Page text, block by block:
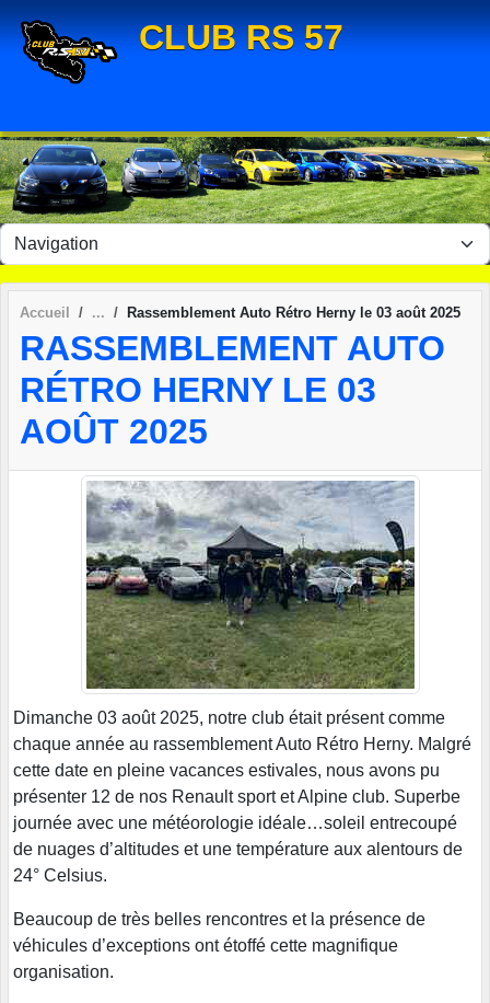
CLUB RS 57
Accueil Rassemblement Auto Rétro Herny le 03 août 2025
RASSEMBLEMENT AUTO
RÉTRO HERNY LE 03
AOÛT 2025
Dimanche 03 août 2025, notre club était présent comme
chaque année au rassemblement Auto Rétro Herny. Malgré
cette date en pleine vacances estivales, nous avons pu
présenter 12 de nos Renault sport et Alpine club. Superbe
journée avec une météorologie idéale…soleil entrecoupé
de nuages d’altitudes et une température aux alentours de
24° Celsius.
Beaucoup de très belles rencontres et la présence de
véhicules d’exceptions ont étoffé cette magnifique
organisation.